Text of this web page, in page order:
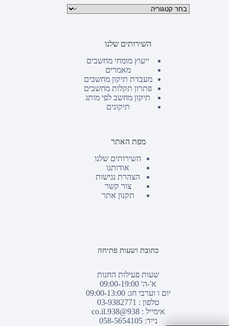
קטגוריות מוצרים
השירותים שלנו
ייעוץ מומחי מחשבים
מאמרים
מעבדת תיקון מחשבים
פתרון תקלות מחשבים
תיקון מחשב לפי מותג
תיקונים
מפת האתר
השירותים שלנו
אודותנו
הצהרת נגישות
צור קשר
תקנון אתר
כתובת ושעות פתיחה
שעות פעילות החנות
א'-ה' 09:00-19:00
יום ו וערבי חג: 09:00-13:00
טלפון : 03-9382771
אימייל :938@938.co.il
נייד: 058-5654105